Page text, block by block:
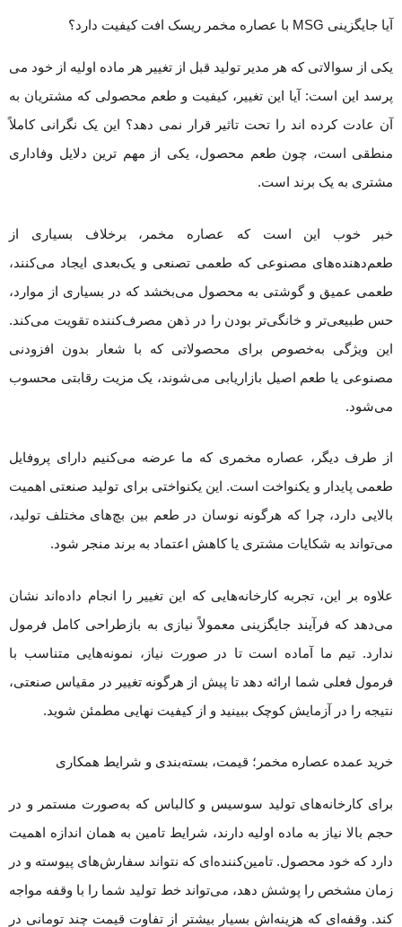
آیا جایگزینی MSG با عصاره مخمر ریسک افت کیفیت دارد؟
یکی از سوالاتی که هر مدیر تولید قبل از تغییر هر ماده اولیه از خود می
پرسد این است: آیا این تغییر، کیفیت و طعم محصولی که مشتریان به
آن عادت کرده اند را تحت تاثیر قرار نمی دهد؟ این یک نگرانی کاملاً
منطقی است، چون طعم محصول، یکی از مهم ترین دلایل وفاداری
مشتری به یک برند است.
خبر خوب این است که عصاره مخمر، برخلاف بسیاری از
طعم‌دهنده‌های مصنوعی که طعمی تصنعی و یک‌بعدی ایجاد می‌کنند،
طعمی عمیق و گوشتی به محصول می‌بخشد که در بسیاری از موارد،
حس طبیعی‌تر و خانگی‌تر بودن را در ذهن مصرف‌کننده تقویت می‌کند.
این ویژگی به‌خصوص برای محصولاتی که با شعار بدون افزودنی
مصنوعی یا طعم اصیل بازاریابی می‌شوند، یک مزیت رقابتی محسوب
می‌شود.
از طرف دیگر، عصاره مخمری که ما عرضه می‌کنیم دارای پروفایل
طعمی پایدار و یکنواخت است. این یکنواختی برای تولید صنعتی اهمیت
بالایی دارد، چرا که هرگونه نوسان در طعم بین بچ‌های مختلف تولید،
می‌تواند به شکایات مشتری یا کاهش اعتماد به برند منجر شود.
علاوه بر این، تجربه کارخانه‌هایی که این تغییر را انجام داده‌اند نشان
می‌دهد که فرآیند جایگزینی معمولاً نیازی به بازطراحی کامل فرمول
ندارد. تیم ما آماده است تا در صورت نیاز، نمونه‌هایی متناسب با
فرمول فعلی شما ارائه دهد تا پیش از هرگونه تغییر در مقیاس صنعتی،
نتیجه را در آزمایش کوچک ببینید و از کیفیت نهایی مطمئن شوید.
خرید عمده عصاره مخمر؛ قیمت، بسته‌بندی و شرایط همکاری
برای کارخانه‌های تولید سوسیس و کالباس که به‌صورت مستمر و در
حجم بالا نیاز به ماده اولیه دارند، شرایط تامین به همان اندازه اهمیت
دارد که خود محصول. تامین‌کننده‌ای که نتواند سفارش‌های پیوسته و در
زمان مشخص را پوشش دهد، می‌تواند خط تولید شما را با وقفه مواجه
کند. وقفه‌ای که هزینه‌اش بسیار بیشتر از تفاوت قیمت چند تومانی در